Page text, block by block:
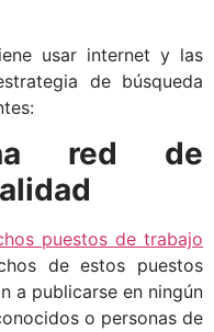
usar internet y las
de búsqueda
red de
puestos de trabajo
de estos puestos
a publicarse en ningún
o personas de